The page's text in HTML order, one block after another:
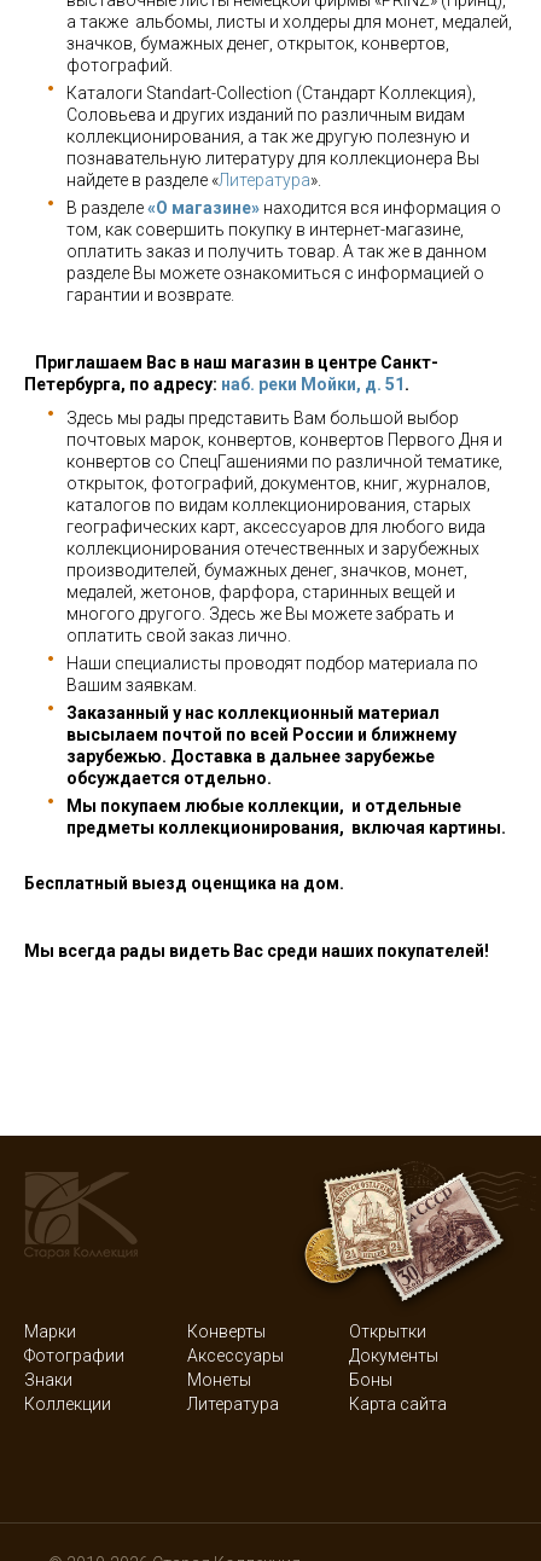
а также альбомы, листы и холдеры для монет, медалей,
значков, бумажных денег, открыток, конвертов,
фотографий.
Каталоги Standart-Collection (Стандарт Коллекция),
Соловьева и других изданий по различным видам
коллекционирования, а так же другую полезную и
познавательную литературу для коллекционера Вы
найдете в разделе «Литература».
В разделе«О магазине» находится вся информация о
том, как совершить покупку в интернет-магазине,
оплатить заказ и получить товар. А так же в данном
разделе Вы можете ознакомиться с информацией о
гарантии и возврате.
Приглашаем Вас в наш магазин в центре Санкт-
Петербурга, по адресу: наб. реки Мойки, д. 51 .
Здесь мы рады представить Вам большой выбор
почтовых марок, конвертов, конвертов Первого Дня и
конвертов со СпецГашениями по различной тематике,
открыток, фотографий, документов, книг, журналов,
каталогов по видам коллекционирования, старых
географических карт, аксессуаров для любого вида
коллекционирования отечественных и зарубежных
производителей, бумажных денег, значков, монет,
медалей, жетонов, фарфора, старинных вещей и
многого другого. Здесь же Вы можете забрать и
оплатить свой заказ лично.
Наши специалисты проводят подбор материала по
Вашим заявкам.
Заказанный у нас коллекционный материал
высылаем почтой по всей России и ближнему
зарубежью. Доставка в дальнее зарубежье
обсуждается отдельно.
Мы покупаем любые коллекции, и отдельные
предметы коллекционирования, включая картины.
Бесплатный выезд оценщика на дом.
Мы всегда рады видеть Вас среди наших покупателей!
Марки Конверты
Открытки
Фотографии
Аксессуары
Документы
Знаки
Монеты
Боны
Коллекции
Литература Карта сайта